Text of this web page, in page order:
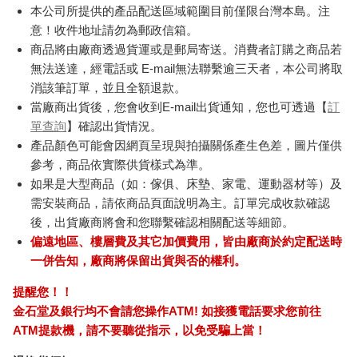
本公司所提供的產品配送區域範圍目前僅限台灣本島。注
意！收件地址請勿為郵政信箱。
商品將由廠商透過貨運或是郵局寄送。消費者訂購之商品若
無法送達，經電話或 E-mail無法聯繫逾三天者，本公司將取
消該筆訂單，並且全額退款。
當廠商出貨後，您會收到E-mail出貨通知，您也可透過【訂
單查詢】確認出貨情況。
產品顏色可能會因網頁呈現與拍攝關係產生色差，圖片僅供
參考，商品依實際供貨樣式為準。
如果是大型商品（如：傢俱、床墊、家電、運動器材等）及
需安裝商品，請依商品頁面說明為主。訂單完成收款確認
後，出貨廠商將會和您聯繫確認相關配送等細節。
偏遠地區、樓層費及其它加價費用，皆由廠商於約定配送時
一併告知，廠商將保留出貨與否的權利。
提醒您！！
金石堂及銀行均不會請您操作ATM! 如接獲電話要求您前往
ATM提款機，請不要聽從指示，以免受騙上當！